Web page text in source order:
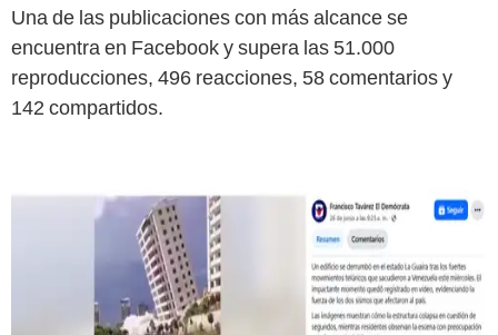
Una de las publicaciones con más alcance se
encuentra en Facebook y supera las 51.000
reproducciones, 496 reacciones, 58 comentarios y
142 compartidos.